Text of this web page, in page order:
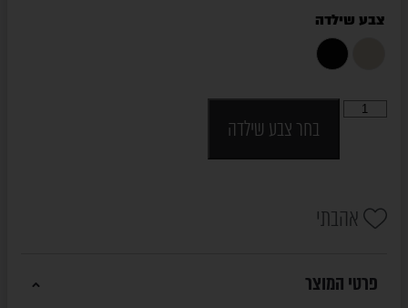
צבע שילדה
בחר צבע שילדה
אהבתי
פרטי המוצר